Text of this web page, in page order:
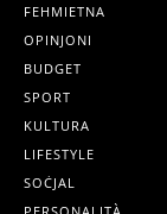
FEHMIETNA
OPINJONI
BUDGET
SPORT
KULTURA
LIFESTYLE
SOĊJAL